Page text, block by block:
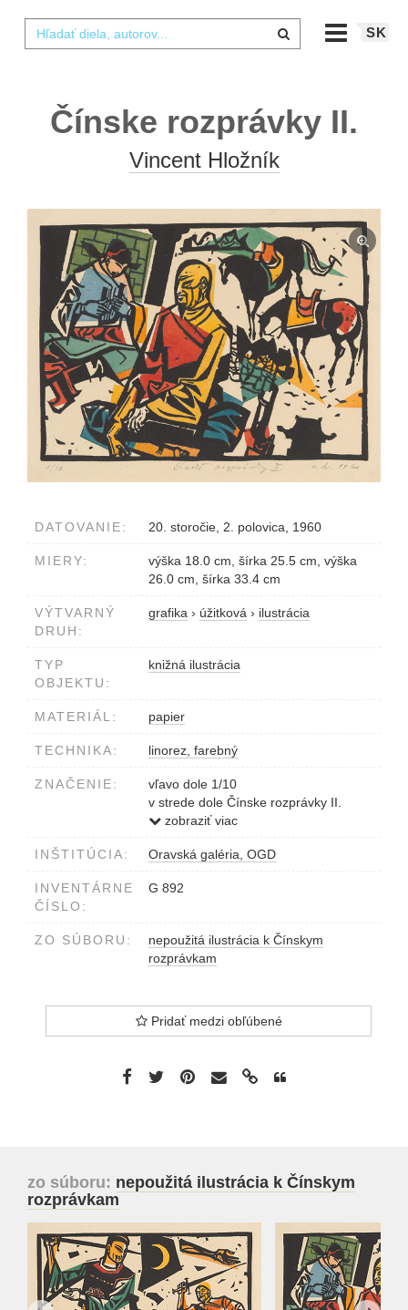
SK
Čínske rozprávky II.
Vincent Hložník
DATOVANIE: 20. storočie, 2. polovica, 1960
MIERY:
výška 18.0 cm, šírka 25.5 cm, výška
26.0 cm, šírka 33.4 cm
VÝTVARNÝ
DRUH:
grafika › úžitková › ilustrácia
TYP
OBJEKTU:
knižná ilustrácia
MATERIÁL: papier
TECHNIKA: linorez, farebný
ZNAČENIE:
vľavo dole 1/10
v strede dole Čínske rozprávky II.
vpravo dole V.H.1960
zobraziť viac
INŠTITÚCIA: Oravská galéria, OGD
INVENTÁRNE
ČÍSLO:
G 892
ZO SÚBORU:
nepoužitá ilustrácia k Čínskym
rozprávkam
Pridať medzi obľúbené
zo súboru: nepoužitá ilustrácia k Čínskym
rozprávkam